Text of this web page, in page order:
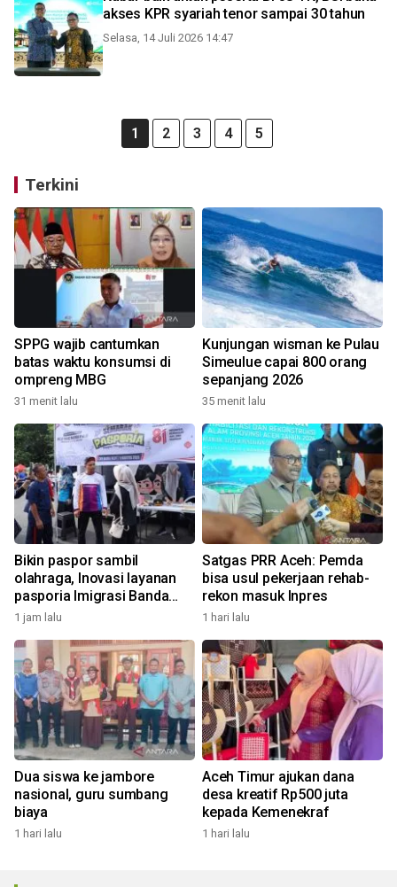
akses KPR syariah tenor sampai 30 tahun
Selasa, 14 Juli 2026 14:47
1 2 3 4 5
Terkini
SPPG wajib cantumkan
batas waktu konsumsi di
ompreng MBG
31 menit lalu
Kunjungan wisman ke Pulau
Simeulue capai 800 orang
sepanjang 2026
35 menit lalu
Bikin paspor sambil
olahraga, Inovasi layanan
pasporia Imigrasi Banda
Aceh buat CFD makin ceria
1 jam lalu
Satgas PRR Aceh: Pemda
bisa usul pekerjaan rehab-
rekon masuk Inpres
1 hari lalu
Dua siswa ke jambore
nasional, guru sumbang
biaya
1 hari lalu
Aceh Timur ajukan dana
desa kreatif Rp500 juta
kepada Kemenekraf
1 hari lalu